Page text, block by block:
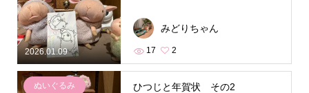
2026.01.09
みどりちゃん
17 2
ぬいぐるみ ひつじと年賀状 その2